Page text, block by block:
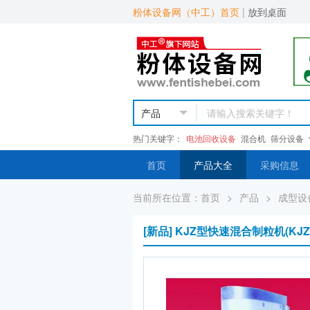
粉体设备网（中工）首页 | 放到桌面
热门关键字： 电池回收设备 混合机 筛分设备
首页 产品大全 采购信息
当前所在位置： 首页 > 产品 > 成型设
[新品] KJZ型快速混合制粒机